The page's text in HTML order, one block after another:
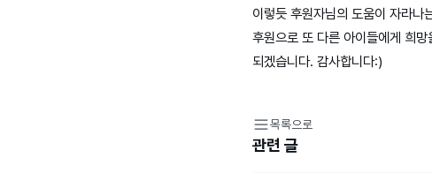
이렇듯 후원자님의 도움이 자라나
후원으로 또 다른 아이들에게 희
되겠습니다. 감사합니다:)
목록으로
관련 글